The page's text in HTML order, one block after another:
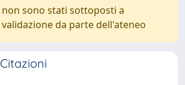
non sono stati sottoposti a
validazione da parte dell'ateneo
Citazioni